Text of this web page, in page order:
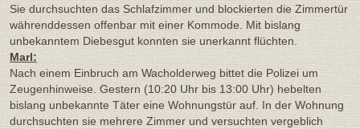
Sie durchsuchten das Schlafzimmer und blockierten die Zimmertür
währenddessen offenbar mit einer Kommode. Mit bislang
unbekanntem Diebesgut konnten sie unerkannt flüchten.
Marl:
Nach einem Einbruch am Wacholderweg bittet die Polizei um
Zeugenhinweise. Gestern (10:20 Uhr bis 13:00 Uhr) hebelten
bislang unbekannte Täter eine Wohnungstür auf. In der Wohnung
durchsuchten sie mehrere Zimmer und versuchten vergeblich